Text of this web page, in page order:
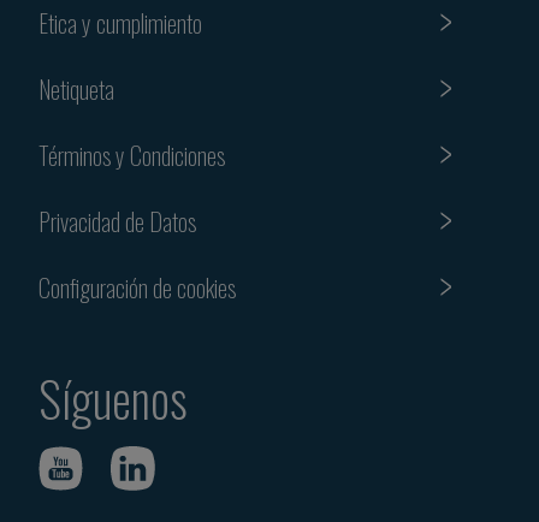
Etica y cumplimiento
Netiqueta
Términos y Condiciones
Privacidad de Datos
Configuración de cookies
Síguenos